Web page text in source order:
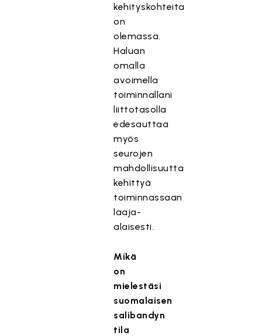
kehityskohteita
on
olemassa.
Haluan
omalla
avoimella
toiminnallani
liittotasolla
edesauttaa
myös
seurojen
mahdollisuutta
kehittyä
toiminnassaan
laaja-
alaisesti.
Mikä
on
mielestäsi
suomalaisen
salibandyn
tila